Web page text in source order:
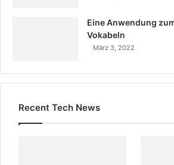
Eine Anwendung
Vokabeln
März 3, 2022
Recent Tech News